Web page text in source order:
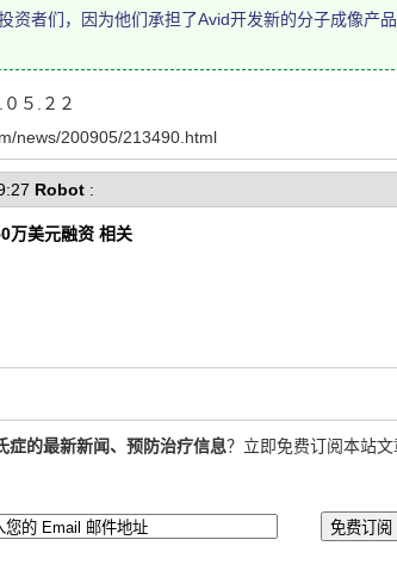
资者们，因为他们承担了Avid开发新的分子成像产
５.２２
200905/213490.html
Robot :
万美元融资 相关
症的最新新闻、预防治疗信息？立即免费订阅本站文